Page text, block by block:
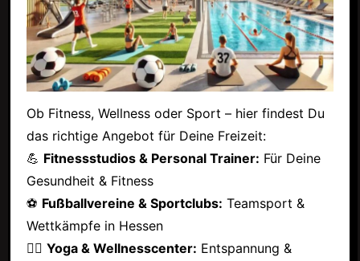
Ob Fitness, Wellness oder Sport – hier findest Du
das richtige Angebot für Deine Freizeit:
💪 Fitnessstudios & Personal Trainer: Für Deine
Gesundheit & Fitness
⚽ Fußballvereine & Sportclubs: Teamsport &
Wettkämpfe in Hessen
🧘‍♂️ Yoga & Wellnesscenter: Entspannung &